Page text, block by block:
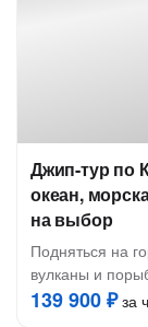
Джип-тур по
океан,
на выбор
Подняться на
вулканы и
139 900 ₽за